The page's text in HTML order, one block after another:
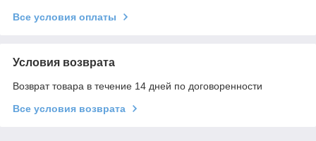
Все условия оплаты
Условия возврата
Возврат товара в течение 14 дней по договоренности
Все условия возврата